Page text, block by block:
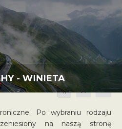
- WINIETA
A A A
Po wybraniu rodzaju
na naszą stronę